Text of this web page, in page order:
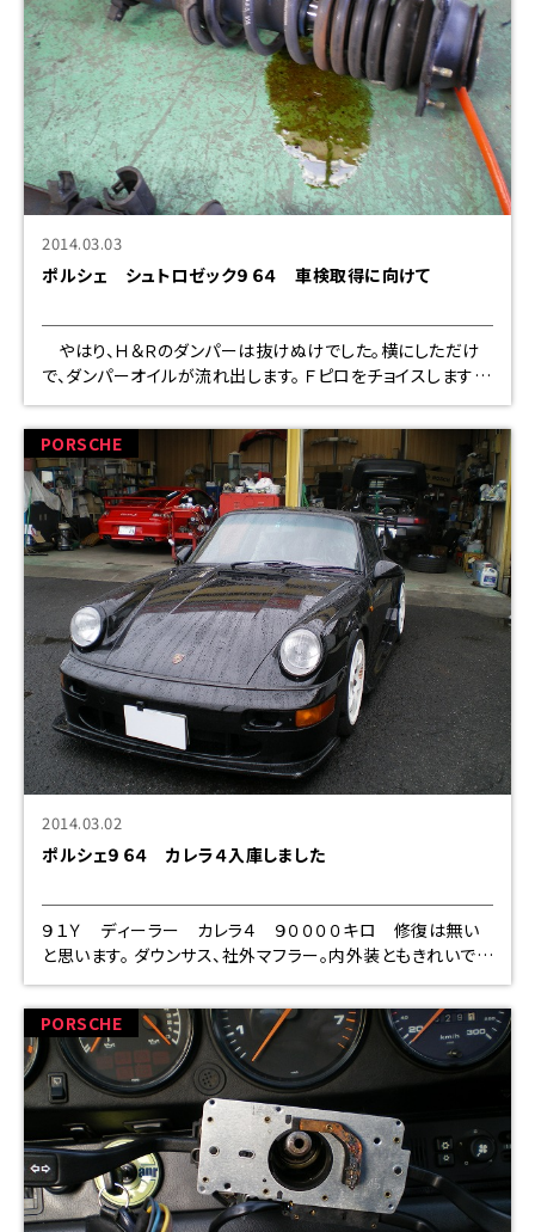
2014.03.03
ポルシェ シュトロゼック９６４ 車検取得に向けて
で、ダンパーオイルが流れ出します。 Ｆピロをチョイスします。
キャンバー調整がめちゃくちゃ楽になり
PORSCHE
2014.03.02
ポルシェ９６４ カレラ４入庫しました
９１Ｙ ディーラー カレラ４ ９００００キロ 修復は無い
と思います。 ダウンサス、社外マフラー。内外装ともきれいで
す。 ６年乗られたオーナー様より買取させて頂きました。
PORSCHE